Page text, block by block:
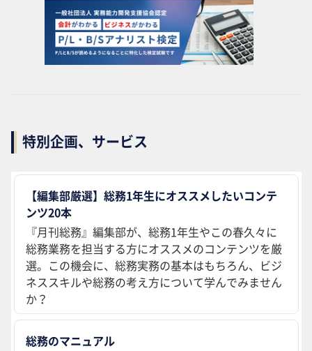
特別企画、サービス
【編集部厳選】総務1年生にオススメしたいコンテ
ンツ20本
『月刊総務』編集部が、総務1年生やこの春久々に
総務業務を担当する方にオススメのコンテンツを厳
選。この機会に、総務実務の基本はもちろん、ビジ
ネススキルや総務の考え方について学んでみません
か？
総務のマニュアル